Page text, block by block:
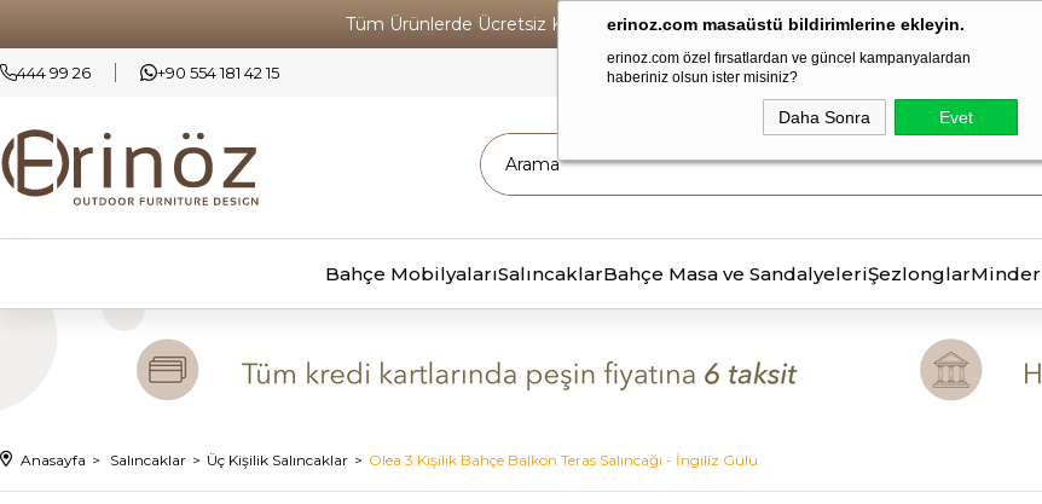
erinoz.com masaüstü bildirimlerine ekleyin.
erinoz.com özel fırsatlardan ve güncel kampanyalardan
haberiniz olsun ister misiniz?
Daha Sonra Evet
Tüm Ürünlerde Ücretsiz Kargo • Vade Farksız 6 Taksit ! • Havale
444 99 26 +90 554 181 42 15
Bahçe MobilyalarıSalıncaklarBahçe Masa ve SandalyeleriŞezlonglar
Anasayfa Salıncaklar Üç Kişilik Salıncaklar Olea 3 Kişilik Bahçe Balkon Teras Salıncağı - İngiliz Gülü